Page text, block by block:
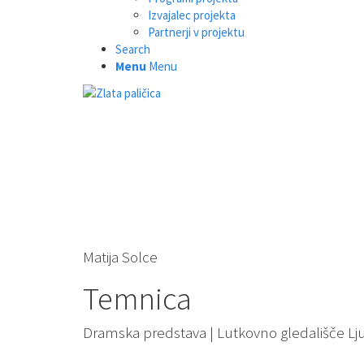
Izvajalec projekta
Partnerji v projektu
Search
Menu Menu
Matija Solce
Temnica
Dramska predstava | Lutkovno gledališče